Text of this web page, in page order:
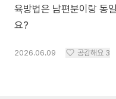
육방법은 남편분이랑 동
요?
2026.06.09 공감해요 3